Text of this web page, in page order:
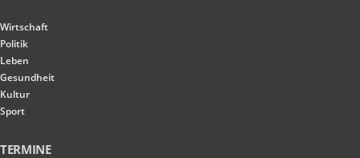
Wirtschaft
Politik
Leben
Gesundheit
Kultur
Sport
TERMINE